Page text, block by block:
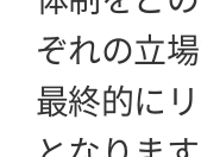
ぞれの立
最終的に